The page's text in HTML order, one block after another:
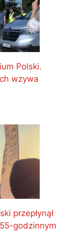
Polski.
wzywa
przepłynął
godzinnym